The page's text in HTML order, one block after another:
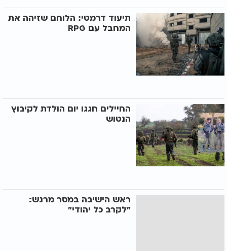
תיעוד דרמטי: הלוחם שזיהה את
המחבל עם RPG
החיילים חגגו יום הולדת לקיבוץ
הנטוש
ראש הישיבה במסר מרגש:
"לקרב כל יהודי"